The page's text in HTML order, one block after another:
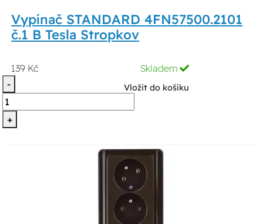
Vypínač STANDARD 4FN57500.2101
č.1 B Tesla Stropkov
139 Kč
Skladem
-
+
Vložit do košíku